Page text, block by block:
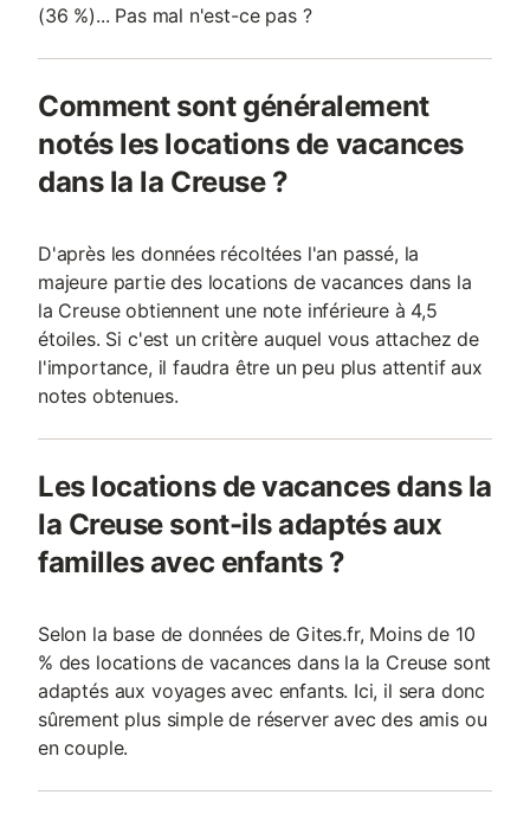
(36 %)... Pas mal n'est-ce pas ?
Comment sont généralement
notés les locations de vacances
dans la la Creuse ?
D'après les données récoltées l'an passé, la
majeure partie des locations de vacances dans la
la Creuse obtiennent une note inférieure à 4,5
étoiles. Si c'est un critère auquel vous attachez de
l'importance, il faudra être un peu plus attentif aux
notes obtenues.
Les locations de vacances dans la
la Creuse sont-ils adaptés aux
familles avec enfants ?
Selon la base de données de Gites.fr, Moins de 10
% des locations de vacances dans la la Creuse sont
adaptés aux voyages avec enfants. Ici, il sera donc
sûrement plus simple de réserver avec des amis ou
en couple.